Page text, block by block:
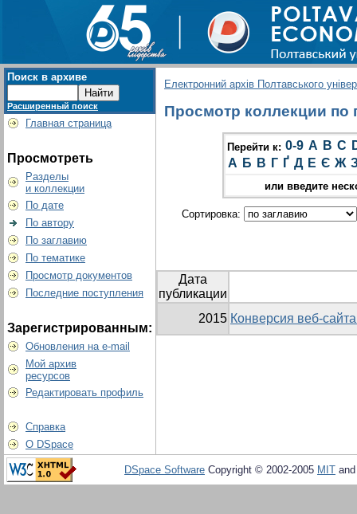
Поиск в архиве
Расширенный поиск
Главная страница
Просмотреть
Разделы
и коллекции
По дате
По автору
По заглавию
По тематике
Просмотр документов
Последние поступления
Зарегистрированным:
Обновления на e-mail
Мой архив
ресурсов
Редактировать профиль
Справка
О DSpace
Електронний архів Полтавського
Просмотр коллекции по
Перейти к: 0-9 A B C
А Б В Г Ґ Д Е Є Ж
или введите
Сортировка:
Дата
публикации
2015 Конверсия веб-
DSpace Software Copyright © 2002-2005 MIT